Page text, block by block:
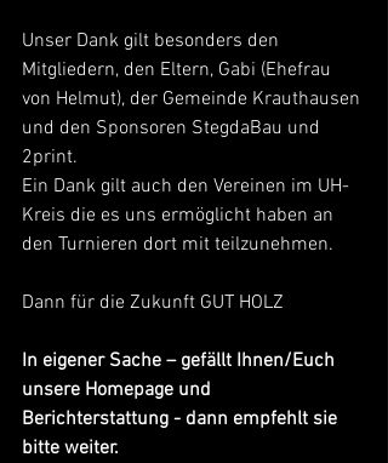
Unser Dank gilt besonders den
Mitgliedern, den Eltern, Gabi (Ehefrau
von Helmut), der Gemeinde Krauthausen
und den Sponsoren StegdaBau und
2print.
Ein Dank gilt auch den Vereinen im UH-
Kreis die es uns ermöglicht haben an
den Turnieren dort mit teilzunehmen.
Dann für die Zukunft GUT HOLZ
In eigener Sache – gefällt Ihnen/Euch
unsere Homepage und
Berichterstattung - dann empfehlt sie
bitte weiter.